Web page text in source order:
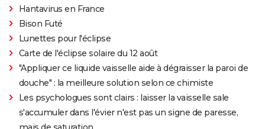
Hantavirus en France
Bison Futé
Lunettes pour l'éclipse
Carte de l'éclipse solaire du 12 août
"Appliquer ce liquide vaisselle aide à dégraisser la paroi de
douche" : la meilleure solution selon ce chimiste
Les psychologues sont clairs : laisser la vaisselle sale
s'accumuler dans l'évier n'est pas un signe de paresse,